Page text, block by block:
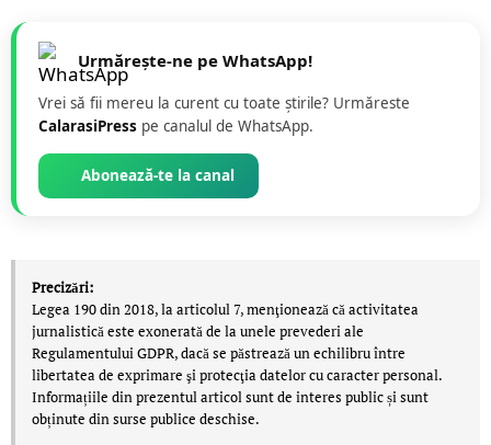
Urmărește-ne pe WhatsApp!
Vrei să fii mereu la curent cu toate știrile? Urmăreste
CalarasiPress pe canalul de WhatsApp.
Abonează-te la canal
Precizări:
Legea 190 din 2018, la articolul 7, menţionează că activitatea
jurnalistică este exonerată de la unele prevederi ale
Regulamentului GDPR, dacă se păstrează un echilibru între
libertatea de exprimare şi protecţia datelor cu caracter personal.
Informațiile din prezentul articol sunt de interes public și sunt
obținute din surse publice deschise.